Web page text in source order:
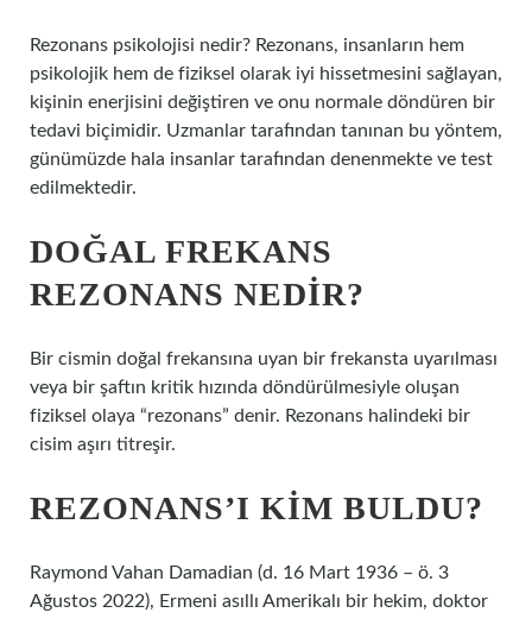
Rezonans psikolojisi nedir? Rezonans, insanların hem
psikolojik hem de fiziksel olarak iyi hissetmesini sağlayan,
kişinin enerjisini değiştiren ve onu normale döndüren bir
tedavi biçimidir. Uzmanlar tarafından tanınan bu yöntem,
günümüzde hala insanlar tarafından denenmekte ve test
edilmektedir.
DOĞAL FREKANS
REZONANS NEDIR?
Bir cismin doğal frekansına uyan bir frekansta uyarılması
veya bir şaftın kritik hızında döndürülmesiyle oluşan
fiziksel olaya “rezonans” denir. Rezonans halindeki bir
cisim aşırı titreşir.
REZONANS’I KIM BULDU?
Raymond Vahan Damadian (d. 16 Mart 1936 – ö. 3
Ağustos 2022), Ermeni asıllı Amerikalı bir hekim, doktor